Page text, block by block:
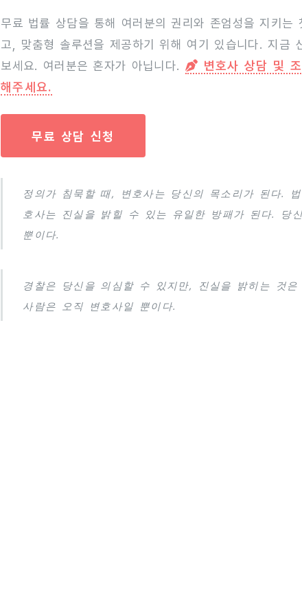
무료 법률 상담을 통해 여러분의 권리와 존엄성을 지키
고, 맞춤형 솔루션을 제공하기 위해 여기 있습니다. 지금
보세요. 여러분은 혼자가 아닙니다.
변호사 상담 및
해주세요.
무료 상담 신청
정의가 침묵할 때, 변호사는 당신의 목소리가 된다.
호사는 진실을 밝힐 수 있는 유일한 방패가 된다. 당
뿐이다.
경찰은 당신을 의심할 수 있지만, 진실을 밝히는 것
사람은 오직 변호사일 뿐이다.